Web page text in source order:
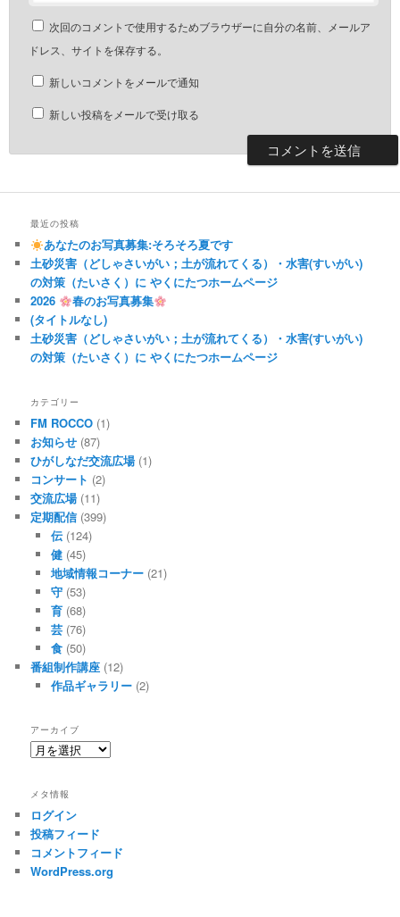
次回のコメントで使用するためブラウザーに自分の名前、メールア
ドレス、サイトを保存する。
新しいコメントをメールで通知
新しい投稿をメールで受け取る
最近の投稿
あなたのお写真募集:そろそろ夏です
土砂災害（どしゃさいがい；土が流れてくる）・水害(すいがい)
の対策（たいさく）に やくにたつホームページ
2026
春のお写真募集
(タイトルなし)
土砂災害（どしゃさいがい；土が流れてくる）・水害(すいがい)
の対策（たいさく）に やくにたつホームページ
カテゴリー
FM ROCCO (1)
お知らせ (87)
ひがしなだ交流広場(1)
コンサート (2)
交流広場(11)
定期配信 (399)
伝(124)
健(45)
地域情報コーナー(21)
守(53)
育(68)
芸(76)
食(50)
番組制作講座 (12)
作品ギャラリー(2)
アーカイブ
ア
イ
ブ
メタ情報
ログイン
投稿フィード
コメントフィード
WordPress.org